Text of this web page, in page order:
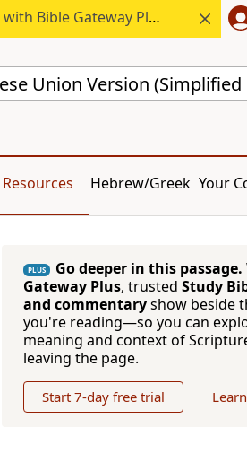
with Bible Gateway Plus.
Resources Hebrew/Greek Your
PLUS Go deeper in this passage.
Gateway Plus, trusted Study
and commentaryshow beside
you're reading—so you can
meaning and context of
leaving the page.
Start 7-day free trial